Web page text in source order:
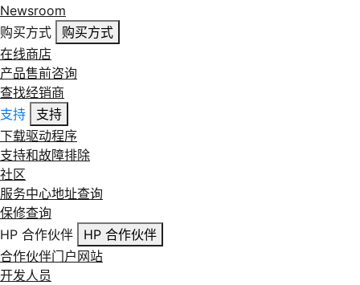
Newsroom
购买方式
购买方式
在线商店
产品售前咨询
查找经销商
支持
支持
下载驱动程序
支持和故障排除
社区
服务中心地址查询
保修查询
HP 合作伙伴
HP 合作伙伴
合作伙伴门户网站
开发人员